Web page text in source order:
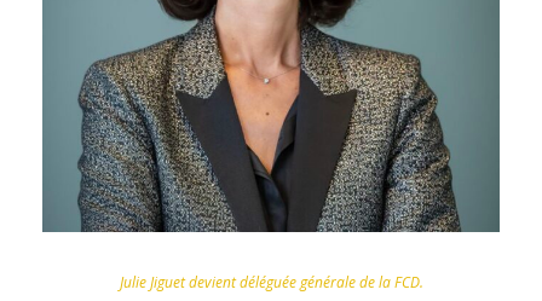
Julie Jiguet devient déléguée générale de la FCD.